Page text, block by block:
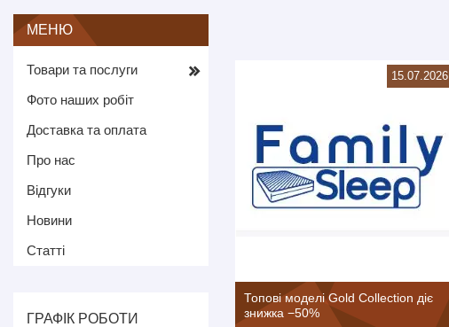
15.07.2026
Топові моделі Gold Collection діє
знижка −50%
Товари та послуги
Фото наших робіт
Доставка та оплата
Про нас
Відгуки
Новини
Статті
ГРАФІК РОБОТИ